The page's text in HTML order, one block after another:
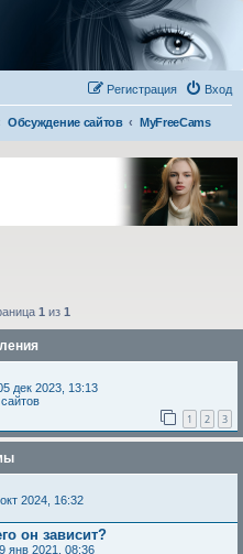
Вход
Регистрация
Обсуждение сайтов MyFreeCams
1 из 1
дек 2023, 13:13
1 2 3
2024, 16:32
он зависит?
янв 2021, 08:36